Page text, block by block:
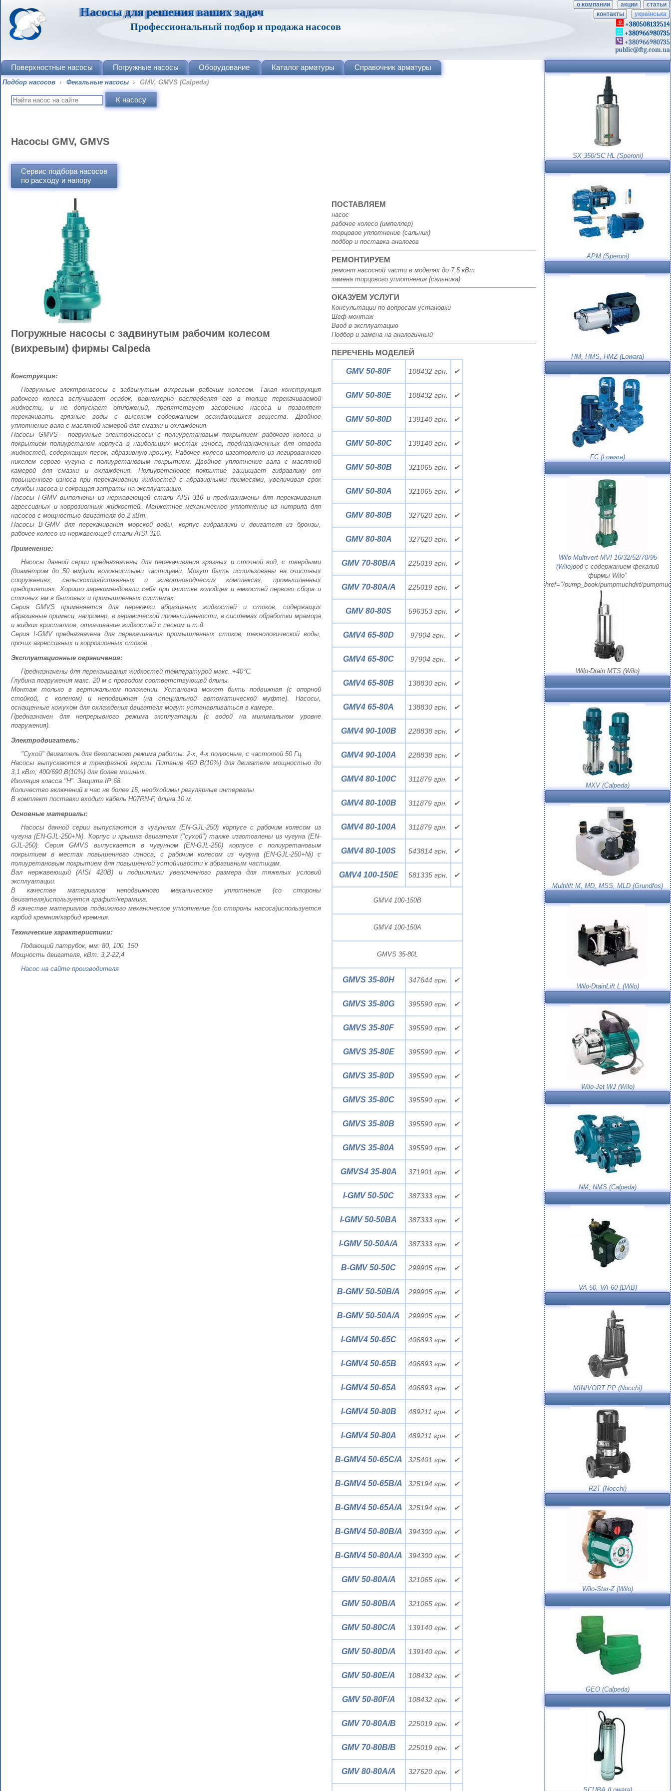
Насосы для решения ваших задач
Профессиональный подбор и продажа насосов
о компании акции
статьи
контакты
українська
+380508132514
+380966980735
+380966980735
public@ftg.com.ua
Поверхностные насосы Погружные насосы Оборудование Каталог арматуры Справочник арматуры
Подбор насосов › Фекальные насосы › GMV, GMVS (Calpeda)
Насосы GMV, GMVS
Сервис подбора насосов
по расходу и напору
Погружные насосы с задвинутым рабочим колесом
(вихревым) фирмы Calpeda
Конструкция:
Погружные электронасосы с задвинутым вихревым рабочим колесом. Такая конструкция
рабочего колеса вспучивает осадок, равномерно распределяя его в толще перекачиваемой
жидкости, и не допускает отложений, препятствует засорению насоса и позволяет
перекачивать грязные воды с высоким содержанием осаждающихся веществ. Двойное
уплотнение вала с масляной камерой для смазки и охлаждения.
Насосы GMVS - погружные электронасосы с полиуретановым покрытием рабочего колеса и
покрытием полиуретаном корпуса в наибольших местах износа, предназначенных для отвода
жидкостей, содержащих песок, абразивную крошку. Рабочее колесо изготовлено из легированного
никелем серого чугуна с полиуретановым покрытием. Двойное уплотнение вала с масляной
камерой для смазки и охлаждения. Полиуретановое покрытие защищает гидравлику от
повышенного износа при перекачивании жидкостей с абразивными примесями, увеличивая срок
службы насоса и сокращая затраты на эксплуатацию.
Насосы I-GMV выполнены из нержавеющей стали AISI 316 и предназначены для перекачивания
агрессивных и коррозионных жидкостей. Манжетное механическое уплотнение из нитрила для
насосов с мощностью двигателя до 2 кВт.
Насосы B-GMV для перекачивания морской воды, корпус гидравлики и двигателя из бронзы,
рабочее колесо из нержавеющей стали AISI 316.
Применение:
Насосы данной серии предназначены для перекачивания грязных и сточной вод, с твердыми
(диаметром до 50 мм)или волокнистыми частицами. Могут быть использованы на очистных
сооружениях, сельскохозяйственных и животноводческих комплексах, промышленных
предприятиях. Хорошо зарекомендовали себя при очистке колодцев и емкостей первого сбора и
сточных ям в бытовых и промышленных системах.
Серия GMVS применяется для перекачки абразивных жидкостей и стоков, содержащих
абразивные примеси, например, в керамической промышленности, в системах обработки мрамора
и жидких кристаллов, откачивание жидкостей с песком и т.д.
Серия I-GMV предназначена для перекачивания промышленных стоков, технологической воды,
прочих агрессивных и коррозионных стоков.
Эксплуатационные ограничения:
Предназначены для перекачивания жидкостей температурой макс. +40°C.
Глубина погружения макс. 20 м с проводом соответствующей длины.
Монтаж только в вертикальном положении. Установка может быть подвижная (с опорной
стойкой, с коленом) и неподвижная (на специальной автоматической муфте). Насосы,
оснащенные кожухом для охлаждения двигателя могут устанавливаться в камере.
Предназначен для непрерывного режима эксплуатации (с водой на минимальном уровне
погружения).
Электродвигатель:
"Сухой" двигатель для безопасного режима работы. 2-х, 4-х полюсные, с частотой 50 Гц.
Насосы выпускаются в трехфазной версии. Питание 400 В(10%) для двигателе мощностью до
3,1 кВт; 400/690 В(10%) для более мощных.
Изоляция класса "Н". Защита IP 68.
Количество включений в час не более 15, необходимы регулярные интервалы.
В комплект поставки входит кабель H07RN-F, длина 10 м.
Основные материалы:
Насосы данной серии выпускаются в чугунном (EN-GJL-250) корпусе с рабочим колесом из
чугуна (EN-GJL-250+Ni). Корпус и крышка двигателя ("сухой") также изготовлены из чугуна (EN-
GJL-250). Серия GMVS выпускается в чугунном (EN-GJL-250) корпусе с полиуретановым
покрытием в местах повышенного износа, с рабочим колесом из чугуна (EN-GJL-250+Ni) с
полиуретановым покрытием для повышенной устойчивости к абразивным частицам.
Вал нержавеющий (AISI 420B) и подшипники увеличенного размера для тяжелых условий
эксплуатации.
В качестве материалов неподвижного механическое уплотнение (со стороны
двигателя)используется графит/керамика.
В качестве материалов подвижного механическое уплотнение (со стороны насоса)используется
карбид кремния/карбид кремния.
Технические характеристики:
Подающий патрубок, мм: 80, 100, 150
Мощность двигателя, кВт: 3,2-22,4
Насос на сайте производителя
ПОСТАВЛЯЕМ
насос
рабочее колесо (импеллер)
торцовое уплотнение (сальник)
подбор и поставка аналогов
РЕМОНТИРУЕМ
ремонт насосной части в моделях до 7,5 кВт
замена торцового уплотнения (сальника)
ОКАЗУЕМ УСЛУГИ
Консультации по вопросам установки
Шеф-монтаж
Ввод в эксплуатацию
Подбор и замена на аналогичный
ПЕРЕЧЕНЬ МОДЕЛЕЙ
GMV 50-80F 108432 грн. ✔
GMV 50-80E 108432 грн. ✔
GMV 50-80D 139140 грн. ✔
GMV 50-80C 139140 грн. ✔
GMV 50-80B 321065 грн. ✔
GMV 50-80A 321065 грн. ✔
GMV 80-80B 327620 грн. ✔
GMV 80-80A 327620 грн. ✔
GMV 70-80B/A 225019 грн. ✔
GMV 70-80A/A 225019 грн. ✔
GMV 80-80S 596353 грн. ✔
GMV4 65-80D 97904 грн. ✔
GMV4 65-80C 97904 грн. ✔
GMV4 65-80B 138830 грн. ✔
GMV4 65-80A 138830 грн. ✔
GMV4 90-100B 228838 грн. ✔
GMV4 90-100A 228838 грн. ✔
GMV4 80-100C 311879 грн. ✔
GMV4 80-100B 311879 грн. ✔
GMV4 80-100A 311879 грн. ✔
GMV4 80-100S 543814 грн. ✔
GMV4 100-150E 581335 грн. ✔
GMV4 100-150B
GMV4 100-150A
GMVS 35-80L
GMVS 35-80H 347644 грн. ✔
GMVS 35-80G 395590 грн. ✔
GMVS 35-80F 395590 грн. ✔
GMVS 35-80E 395590 грн. ✔
GMVS 35-80D 395590 грн. ✔
GMVS 35-80C 395590 грн. ✔
GMVS 35-80B 395590 грн. ✔
GMVS 35-80A 395590 грн. ✔
GMVS4 35-80A 371901 грн. ✔
I-GMV 50-50C 387333 грн. ✔
I-GMV 50-50BA 387333 грн. ✔
I-GMV 50-50A/A 387333 грн. ✔
B-GMV 50-50C 299905 грн. ✔
B-GMV 50-50B/A 299905 грн. ✔
B-GMV 50-50A/A 299905 грн. ✔
I-GMV4 50-65C 406893 грн. ✔
I-GMV4 50-65B 406893 грн. ✔
I-GMV4 50-65A 406893 грн. ✔
I-GMV4 50-80B 489211 грн. ✔
I-GMV4 50-80A 489211 грн. ✔
B-GMV4 50-65C/A 325401 грн. ✔
B-GMV4 50-65B/A 325194 грн. ✔
B-GMV4 50-65A/A 325194 грн. ✔
B-GMV4 50-80B/A 394300 грн. ✔
B-GMV4 50-80A/A 394300 грн. ✔
GMV 50-80A/A 321065 грн. ✔
GMV 50-80B/A 321065 грн. ✔
GMV 50-80C/A 139140 грн. ✔
GMV 50-80D/A 139140 грн. ✔
GMV 50-80E/A 108432 грн. ✔
GMV 50-80F/A 108432 грн. ✔
GMV 70-80A/B 225019 грн. ✔
GMV 70-80B/B 225019 грн. ✔
GMV 80-80A/A 327620 грн. ✔
SX 350/SC HL (Speroni)
APM (Speroni)
HM, HMS, HMZ (Lowara)
FC (Lowara)
Wilo-Multivert MVI 16/32/52/70/95
(Wilo)вод с содержанием фекалий
фирмы Wilo"
href="/pump_book/pumpmuchdirt/
Wilo-Drain MTS (Wilo)
MXV (Calpeda)
Multilift M, MD, MSS, MLD (Grundfos)
Wilo-DrainLift L (Wilo)
Wilo-Jet WJ (Wilo)
NM, NMS (Calpeda)
VA 50, VA 60 (DAB)
MINIVORT PP (Nocchi)
R2T (Nocchi)
Wilo-Star-Z (Wilo)
GEO (Calpeda)